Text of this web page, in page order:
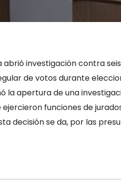
abrió investigación contra
de votos durante
la apertura de una
ejercieron funciones de
decisión se da, por las